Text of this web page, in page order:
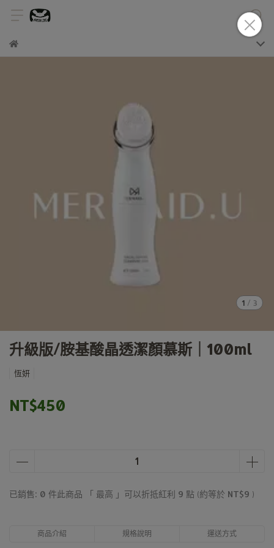
1 / 3
升級版/胺基酸晶透潔顏慕斯｜100ml
恆妍
NT$450
已銷售: 0 件此商品 「 最高 」可以折抵紅利 9 點 (約等於 NT$9 )
商品介紹 規格說明 運送方式